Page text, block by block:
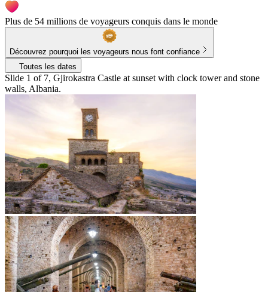
Plus de 54 millions de voyageurs conquis dans le monde
Découvrez pourquoi les voyageurs nous font confiance
Toutes les dates
Slide 1 of 7, Gjirokastra Castle at sunset with clock tower and stone
walls, Albania.